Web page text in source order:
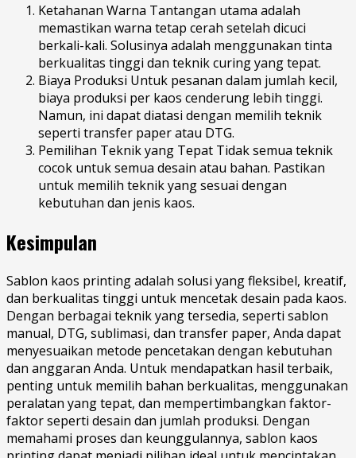
Ketahanan Warna Tantangan utama adalah
memastikan warna tetap cerah setelah dicuci
berkali-kali. Solusinya adalah menggunakan tinta
berkualitas tinggi dan teknik curing yang tepat.
Biaya Produksi Untuk pesanan dalam jumlah kecil,
biaya produksi per kaos cenderung lebih tinggi.
Namun, ini dapat diatasi dengan memilih teknik
seperti transfer paper atau DTG.
Pemilihan Teknik yang Tepat Tidak semua teknik
cocok untuk semua desain atau bahan. Pastikan
untuk memilih teknik yang sesuai dengan
kebutuhan dan jenis kaos.
Kesimpulan
Sablon kaos printing adalah solusi yang fleksibel, kreatif,
dan berkualitas tinggi untuk mencetak desain pada kaos.
Dengan berbagai teknik yang tersedia, seperti sablon
manual, DTG, sublimasi, dan transfer paper, Anda dapat
menyesuaikan metode pencetakan dengan kebutuhan
dan anggaran Anda. Untuk mendapatkan hasil terbaik,
penting untuk memilih bahan berkualitas, menggunakan
peralatan yang tepat, dan mempertimbangkan faktor-
faktor seperti desain dan jumlah produksi. Dengan
memahami proses dan keunggulannya, sablon kaos